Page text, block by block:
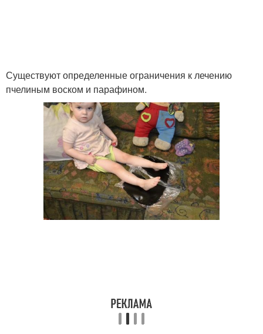
Существуют определенные ограничения к лечению
пчелиным воском и парафином.